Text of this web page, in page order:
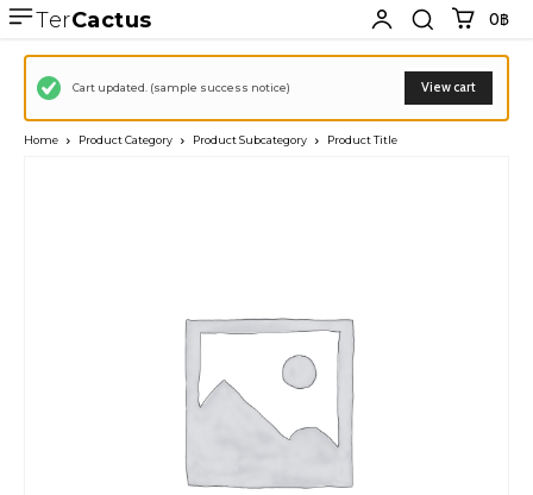
TerCactus 0฿
View cart
Cart updated. (sample success notice)
Home Product Category Product Subcategory Product Title